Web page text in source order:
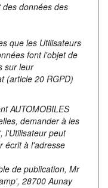
données des
que les Utilisateurs
font l'objet de
sur leur
(article 20 RGPD)
AUTOMOBILES
demander à les
l'Utilisateur peut
écrit à l'adresse
de publication, Mr
28700 Aunay